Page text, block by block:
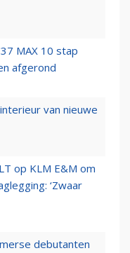
MAX 10 stap
afgerond
van nieuwe
op KLM E&M om
‘Zwaar
debutanten